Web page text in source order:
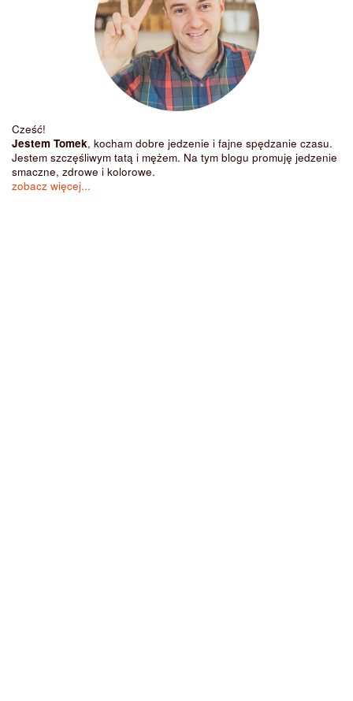
Cześć!
Jestem Tomek, kocham dobre jedzenie i fajne spędzanie czasu.
Jestem szczęśliwym tatą i mężem. Na tym blogu promuję jedzenie
smaczne, zdrowe i kolorowe.
zobacz więcej...